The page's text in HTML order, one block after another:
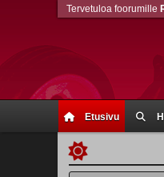
Etusivu
Tervetuloa foorumille